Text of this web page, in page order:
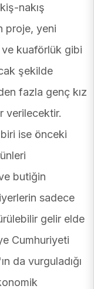
nakış
proje, yeni
kuaförlük gibi
şekilde
fazla genç kız
verilecektir.
ise önceki
butiğin
sadece
gelir elde
Cumhuriyeti
da vurguladığı